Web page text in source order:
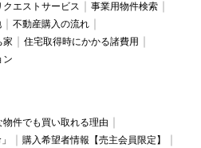
クエストサービス
事業用物件検索
不動産購入の流れ
家
住宅取得時にかかる諸費用
ン
物件でも買い取れる理由
購入希望者情報【売主会員限定】